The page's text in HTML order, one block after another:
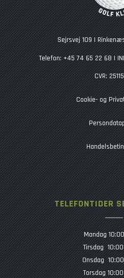
Sejrsvej 109 |
Telefon: +45 74 65 22 68 |
CVR:
Cookie- og
TELEFONTIDER
Mandag
Tirsdag
Onsdag
Torsdag